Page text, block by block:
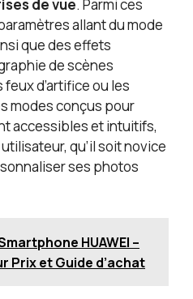
de vue. Parmi ces
allant du mode
que des effets
de scènes
d’artifice ou les
modes conçus pour
accessibles et intuitifs,
qu’il soit novice
ses photos
HUAWEI –
Prix et Guide d’achat